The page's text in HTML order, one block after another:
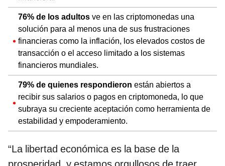
76% de los adultos ve en las criptomonedas una
solución para al menos una de sus frustraciones
financieras como la inflación, los elevados costos de
transacción o el acceso limitado a los sistemas
financieros mundiales.
79% de quienes respondieron están abiertos a
recibir sus salarios o pagos en criptomoneda, lo que
subraya su creciente aceptación como herramienta de
estabilidad y empoderamiento.
“La libertad económica es la base de la